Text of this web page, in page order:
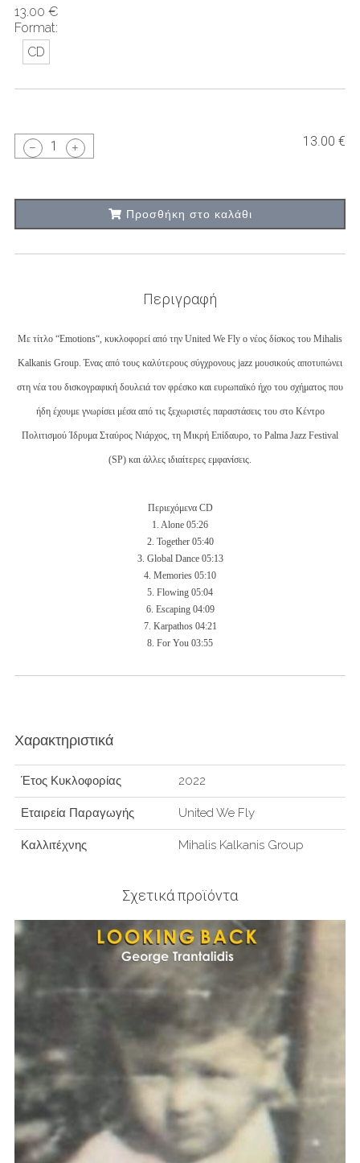
13.00 €
Format:
CD
1 13.00 €
Προσθήκη στο καλάθι
Περιγραφή
Με τίτλο “Emotions“, κυκλοφορεί από την United We Fly ο νέος δίσκος του Mihalis
Kalkanis Group. Ένας από τους καλύτερους σύγχρονους jazz μουσικούς αποτυπώνει
στη νέα του δισκογραφική δουλειά τον φρέσκο και ευρωπαϊκό ήχο του σχήματος που
ήδη έχουμε γνωρίσει μέσα από τις ξεχωριστές παραστάσεις του στο Κέντρο
Πολιτισμού Ίδρυμα Σταύρος Νιάρχος, τη Μικρή Επίδαυρο, το Palma Jazz Festival
(SP) και άλλες ιδιαίτερες εμφανίσεις.
Περιεχόμενα CD
1. Alone 05:26
2. Together 05:40
3. Global Dance 05:13
4. Memories 05:10
5. Flowing 05:04
6. Escaping 04:09
7. Karpathos 04:21
8. For You 03:55
Χαρακτηριστικά
Έτος Κυκλοφορίας 2022
Εταιρεία Παραγωγής United We Fly
Καλλιτέχνης Mihalis Kalkanis Group
Σχετικά προϊόντα